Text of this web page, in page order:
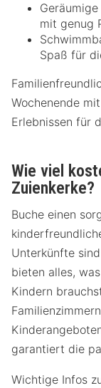
mit genug
Spaß für
Wochenende
Erlebnissen für
Wie viel
Zuienkerke?
Buche einen
Unterkünfte
bieten alles,
Kindern
garantiert die
Wichtige Infos